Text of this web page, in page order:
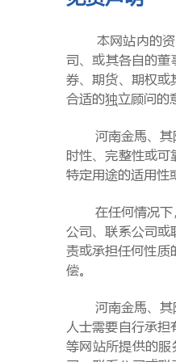
本网站内的资料
司、或其各自的
券、期货、期权或
合适的独立顾问的
河南金馬、其附
时性、完整性或
特定用途的适用
在任何情况下，
公司、联系公司或
责或承担任何性质
偿。
河南金馬、其附
人士需要自行承
等网站所提供的